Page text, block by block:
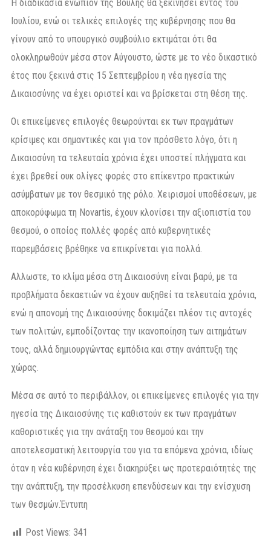
Η διαδικασία ενώπιον της Βουλής θα ξεκινήσει εντός του
Ιουλίου, ενώ οι τελικές επιλογές της κυβέρνησης που θα
γίνουν από το υπουργικό συμβούλιο εκτιμάται ότι θα
ολοκληρωθούν μέσα στον Αύγουστο, ώστε με το νέο δικαστικό
έτος που ξεκινά στις 15 Σεπτεμβρίου η νέα ηγεσία της
Δικαιοσύνης να έχει οριστεί και να βρίσκεται στη θέση της.
Οι επικείμενες επιλογές θεωρούνται εκ των πραγμάτων
κρίσιμες και σημαντικές και για τον πρόσθετο λόγο, ότι η
Δικαιοσύνη τα τελευταία χρόνια έχει υποστεί πλήγματα και
έχει βρεθεί ουκ ολίγες φορές στο επίκεντρο πρακτικών
ασύμβατων με τον θεσμικό της ρόλο. Χειρισμοί υποθέσεων, με
αποκορύφωμα τη Novartis, έχουν κλονίσει την αξιοπιστία του
θεσμού, ο οποίος πολλές φορές από κυβερνητικές
παρεμβάσεις βρέθηκε να επικρίνεται για πολλά.
Αλλωστε, το κλίμα μέσα στη Δικαιοσύνη είναι βαρύ, με τα
προβλήματα δεκαετιών να έχουν αυξηθεί τα τελευταία χρόνια,
ενώ η απονομή της Δικαιοσύνης δοκιμάζει πλέον τις αντοχές
των πολιτών, εμποδίζοντας την ικανοποίηση των αιτημάτων
τους, αλλά δημιουργώντας εμπόδια και στην ανάπτυξη της
χώρας.
Μέσα σε αυτό το περιβάλλον, οι επικείμενες επιλογές για την
ηγεσία της Δικαιοσύνης τις καθιστούν εκ των πραγμάτων
καθοριστικές για την ανάταξη του θεσμού και την
αποτελεσματική λειτουργία του για τα επόμενα χρόνια, ιδίως
όταν η νέα κυβέρνηση έχει διακηρύξει ως προτεραιότητές της
την ανάπτυξη, την προσέλκυση επενδύσεων και την ενίσχυση
των θεσμών.Έντυπη
Post Views: 341